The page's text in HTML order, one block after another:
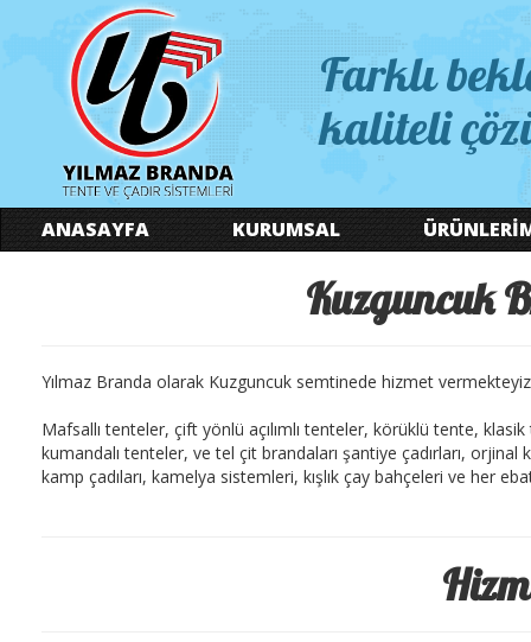
Farklı
kaliteli
ANASAYFA KURUMSAL
Kuzguncuk
Yılmaz Branda olarak Kuzguncuk semtinede hizmet
Mafsallı tenteler, çift yönlü açılımlı tenteler, körüklü tente,
kumandalı tenteler, ve tel çit brandaları şantiye çadırları,
kamp çadıları, kamelya sistemleri, kışlık çay bahçeleri ve her